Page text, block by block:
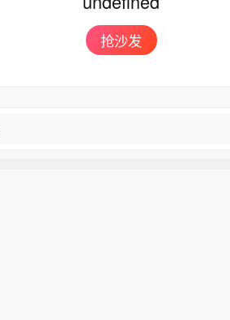
抢沙发